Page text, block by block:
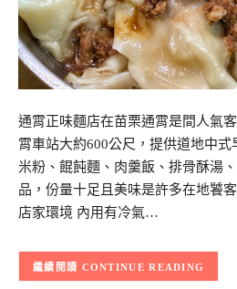
通霄正味麵店在苗栗通霄是間人氣
霄車站大約600公尺，提供道地中式
米粉、餛飩麵、肉羹飯、排骨酥湯
品，份量十足且美味是許多在地饕
店家環境 內用有冷氣…
CONTINUE READING